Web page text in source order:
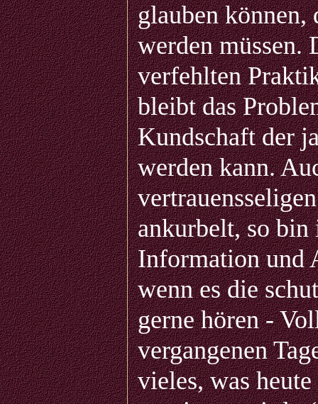
glauben können,
werden müssen.
verfehlten
bleibt das
Kundschaft der
werden kann.
ankurbelt, so bin
Information und
wenn es die
gerne hören -
vergangenen
vieles, was